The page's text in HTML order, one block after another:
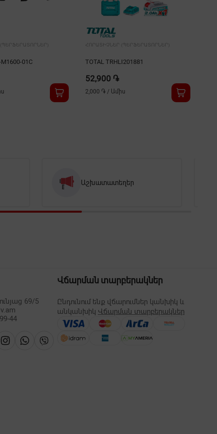
M1600-01C
ՀՈՐԱՏԻՉՆԵՐ (ՊԵՐՖԵՐԱՏՈՐՆԵՐ)
TOTAL TRHLI201881
52,900 ֏
2,000 ֏ / Ամիս
Աշխատատեղեր
69/5
44
Վճարման տարբերակներ
Ընդունում ենք վճարումներ կանխիկ և
անկանխիկ Վճարման տարբերակներ